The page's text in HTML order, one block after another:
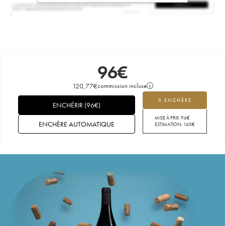
96€
120,77€commission incluse
0 ENCHÈRE
MISE À PRIX:96€
ESTIMATION: 160€
ENCHÉRIR (96€)
ENCHÈRE AUTOMATIQUE